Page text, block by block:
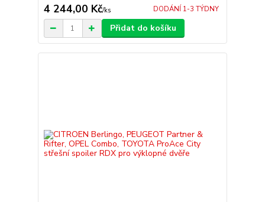
4 244,00 Kč/ks DODÁNÍ 1-3 TÝDNY
Přidat do košíku